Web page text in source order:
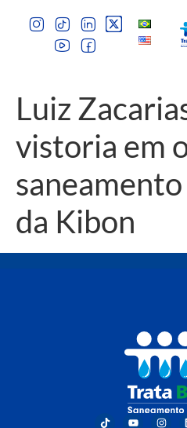
Luiz
vistoria em
da Kibon